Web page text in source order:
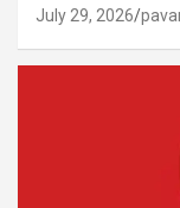
July 29, 2026